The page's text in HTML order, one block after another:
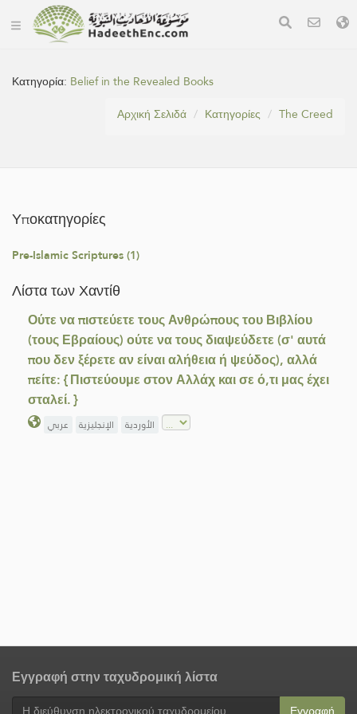
Κατηγορία: Belief in the Revealed Books
Αρχική Σελιδά
Κατηγορίες The Creed
Υποκατηγορίες
Pre-Islamic Scriptures (1)
Λίστα των Χαντίθ
Ούτε να πιστεύετε τους Ανθρώπους του Βιβλίου
(τους Εβραίους) ούτε να τους διαψεύδετε (σ' αυτά
που δεν ξέρετε αν είναι αλήθεια ή ψεύδος), αλλά
πείτε: { Πιστεύουμε στον Αλλάχ και σε ό,τι μας έχει
σταλεί. }
عربي الإنجليزية الأوردية
Εγγραφή στην ταχυδρομική λίστα